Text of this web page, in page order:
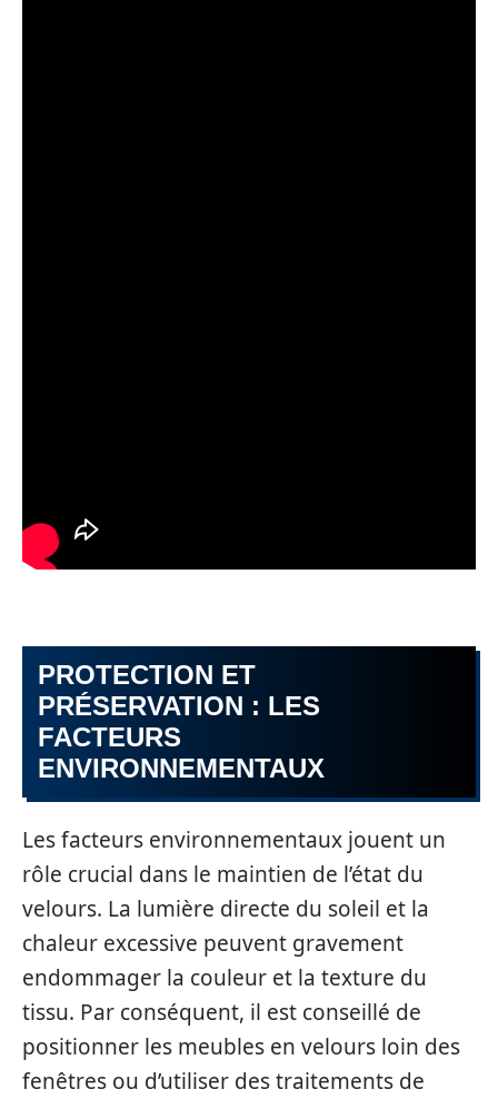
PROTECTION ET
PRÉSERVATION : LES
FACTEURS
ENVIRONNEMENTAUX
Les facteurs environnementaux jouent un
rôle crucial dans le maintien de l’état du
velours. La lumière directe du soleil et la
chaleur excessive peuvent gravement
endommager la couleur et la texture du
tissu. Par conséquent, il est conseillé de
positionner les meubles en velours loin des
fenêtres ou d’utiliser des traitements de